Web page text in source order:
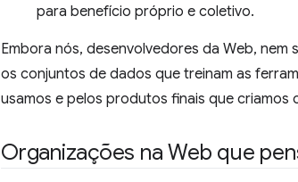
para benefício próprio e coletivo.
Embora nós, desenvolvedores da Web,
os conjuntos de dados que treinam as
usamos e pelos produtos finais que criamos
Organizações na Web que